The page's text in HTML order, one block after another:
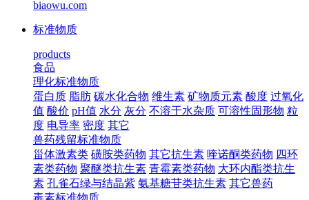
biaowu.com
标准物质
products
食品
理化标准物质
蛋白质 脂肪 碳水化合物 维生素 矿物质元素 酸度 过氧化
值 酸价 pH值 水分 灰分 不溶于水杂质 可溶性固形物 粒
度 电导率 密度 其它
兽药残留标准物质
甾体激素类 磺胺类药物 其它抗生素 喹诺酮类药物 四环
素类药物 聚醚类抗生素 青霉素类药物 大环内酯类抗生
素 孔雀石绿与结晶紫 氨基糖苷类抗生素 其它兽药
毒素标准物质